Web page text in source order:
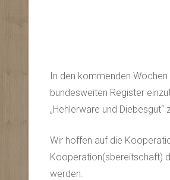
In den kommenden
bundesweiten Register
„Hehlerware und
Wir hoffen auf die
Kooperation(sbereitschaft)
werden.